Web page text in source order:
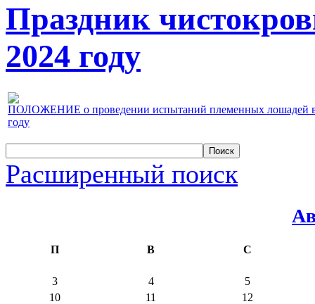
Праздник
2024 году
ПОЛОЖЕНИЕ о проведении испытаний племенных лошадей
году
Расширенный поиск
П В С
3 4
5
10
11
12